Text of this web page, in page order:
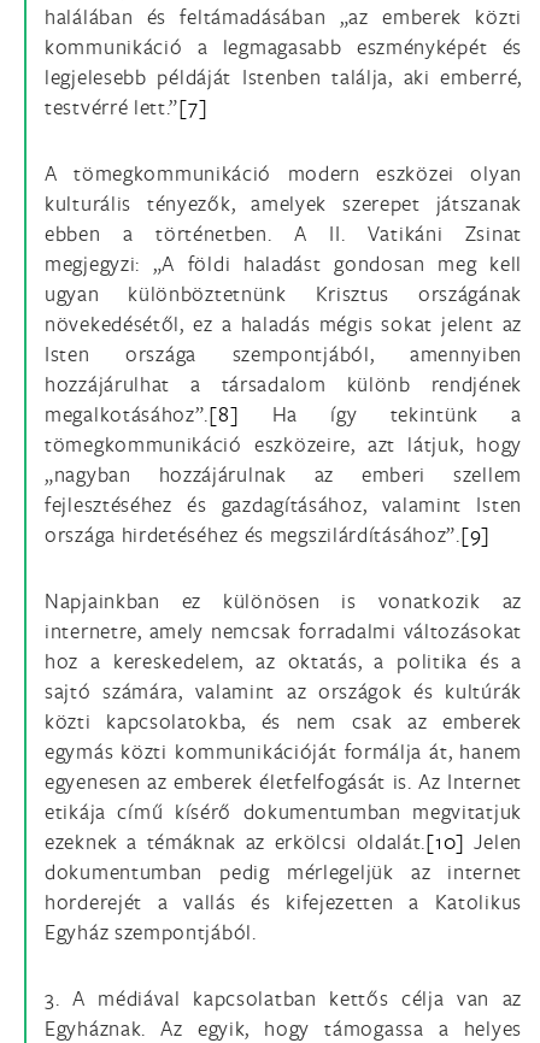
halálában és feltámadásában „az emberek közti
kommunikáció a legmagasabb eszményképét és
legjelesebb példáját Istenben találja, aki emberré,
testvérré lett.”[7]
A tömegkommunikáció modern eszközei olyan
kulturális tényezők, amelyek szerepet játszanak
ebben a történetben. A II. Vatikáni Zsinat
megjegyzi: „A földi haladást gondosan meg kell
ugyan különböztetnünk Krisztus országának
növekedésétől, ez a haladás mégis sokat jelent az
Isten országa szempontjából, amennyiben
hozzájárulhat a társadalom különb rendjének
megalkotásához”.[8] Ha így tekintünk a
tömegkommunikáció eszközeire, azt látjuk, hogy
„nagyban hozzájárulnak az emberi szellem
fejlesztéséhez és gazdagításához, valamint Isten
országa hirdetéséhez és megszilárdításához”.[9]
Napjainkban ez különösen is vonatkozik az
internetre, amely nemcsak forradalmi változásokat
hoz a kereskedelem, az oktatás, a politika és a
sajtó számára, valamint az országok és kultúrák
közti kapcsolatokba, és nem csak az emberek
egymás közti kommunikációját formálja át, hanem
egyenesen az emberek életfelfogását is. Az Internet
etikája című kísérő dokumentumban megvitatjuk
ezeknek a témáknak az erkölcsi oldalát.[10] Jelen
dokumentumban pedig mérlegeljük az internet
horderejét a vallás és kifejezetten a Katolikus
Egyház szempontjából.
3. A médiával kapcsolatban kettős célja van az
Egyháznak. Az egyik, hogy támogassa a helyes